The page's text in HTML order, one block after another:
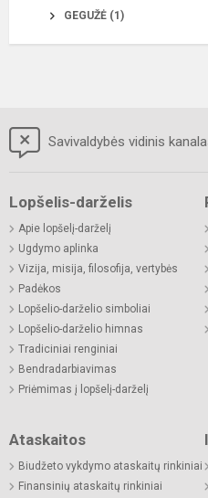
GEGUŽĖ (1)
Savivaldybės vidinis
Lopšelis-darželis
Apie lopšelį-darželį
Ugdymo aplinka
Vizija, misija, filosofija, vertybės
Padėkos
Lopšelio-darželio simboliai
Lopšelio-darželio himnas
Tradiciniai renginiai
Bendradarbiavimas
Priėmimas į lopšelį-darželį
Ataskaitos
Biudžeto vykdymo ataskaitų rinkiniai
Finansinių ataskaitų rinkiniai